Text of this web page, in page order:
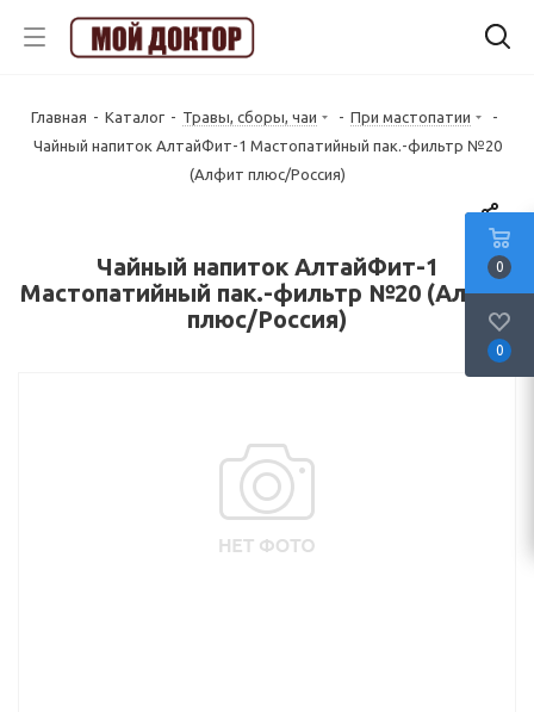
Главная - Каталог - Травы, сборы, чаи - При мастопатии
-
Чайный напиток АлтайФит-1 Мастопатийный пак.-фильтр №20
(Алфит плюс/Россия)
Чайный напиток АлтайФит-1
Мастопатийный пак.-фильтр №20 (Алфит
плюс/Россия)
0
0